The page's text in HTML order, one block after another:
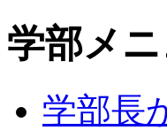
学部メ
学部長